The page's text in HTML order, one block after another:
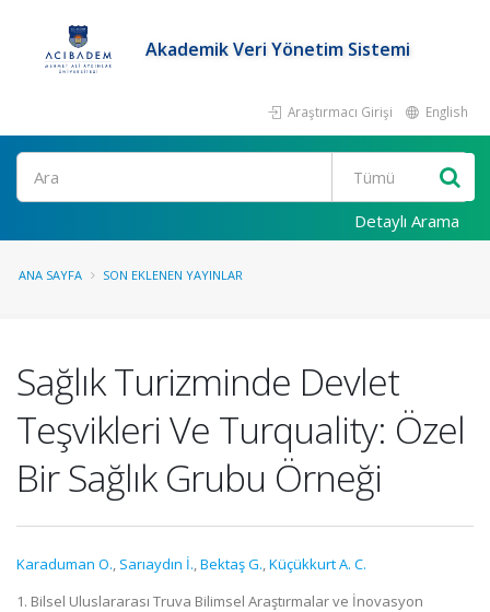
Akademik Veri Yönetim Sistemi
Araştırmacı Girişi English
Ara
Detaylı Arama
ANA SAYFA SON EKLENEN YAYINLAR
Sağlık Turizminde Devlet
Teşvikleri Ve Turquality: Özel
Bir Sağlık Grubu Örneği
Karaduman O., Sarıaydın İ.,Bektaş G.,Küçükkurt A. C.
1. Bilsel Uluslararası Truva Bilimsel Araştırmalar ve İnovasyon